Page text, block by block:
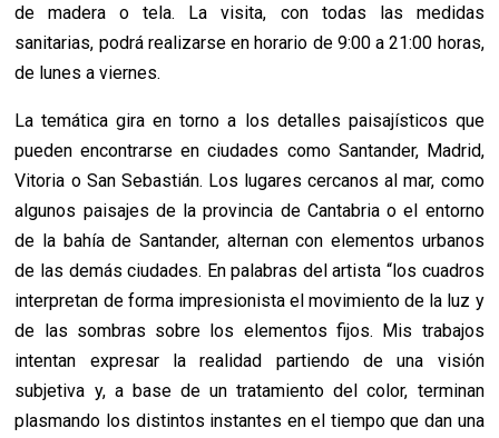
de madera o tela. La visita, con todas las medidas
sanitarias, podrá realizarse en horario de 9:00 a 21:00 horas,
de lunes a viernes.
La temática gira en torno a los detalles paisajísticos que
pueden encontrarse en ciudades como Santander, Madrid,
Vitoria o San Sebastián. Los lugares cercanos al mar, como
algunos paisajes de la provincia de Cantabria o el entorno
de la bahía de Santander, alternan con elementos urbanos
de las demás ciudades. En palabras del artista “los cuadros
interpretan de forma impresionista el movimiento de la luz y
de las sombras sobre los elementos fijos. Mis trabajos
intentan expresar la realidad partiendo de una visión
subjetiva y, a base de un tratamiento del color, terminan
plasmando los distintos instantes en el tiempo que dan una